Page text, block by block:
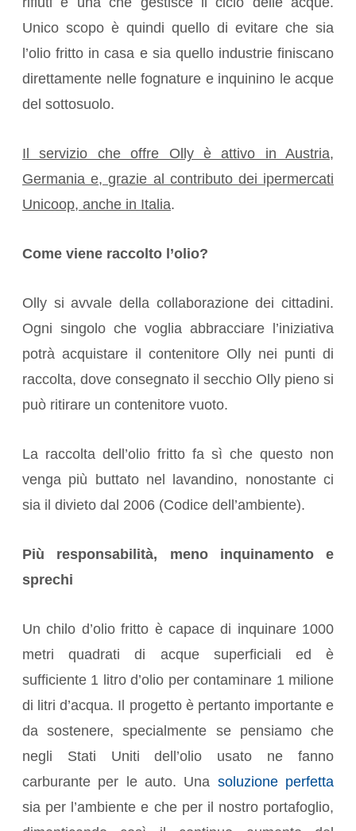
Unico scopo è quindi quello di evitare che sia
l’olio fritto in casa e sia quello industrie finiscano
direttamente nelle fognature e inquinino le acque
del sottosuolo.
Il servizio che offre Olly è attivo in Austria,
Germania e, grazie al contributo dei ipermercati
Unicoop, anche in Italia.
Come viene raccolto l’olio?
Olly si avvale della collaborazione dei cittadini.
Ogni singolo che voglia abbracciare l’iniziativa
potrà acquistare il contenitore Olly nei punti di
raccolta, dove consegnato il secchio Olly pieno si
può ritirare un contenitore vuoto.
La raccolta dell’olio fritto fa sì che questo non
venga più buttato nel lavandino, nonostante ci
sia il divieto dal 2006 (Codice dell’ambiente).
Più responsabilità, meno inquinamento e
sprechi
Un chilo d’olio fritto è capace di inquinare 1000
metri quadrati di acque superficiali ed è
sufficiente 1 litro d’olio per contaminare 1 milione
di litri d’acqua. Il progetto è pertanto importante e
da sostenere, specialmente se pensiamo che
negli Stati Uniti dell’olio usato ne fanno
carburante per le auto. Una soluzione perfetta
sia per l’ambiente e che per il nostro portafoglio,